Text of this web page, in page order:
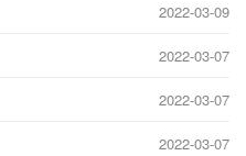
2022-03-09
2022-03-07
2022-03-07
2022-03-07